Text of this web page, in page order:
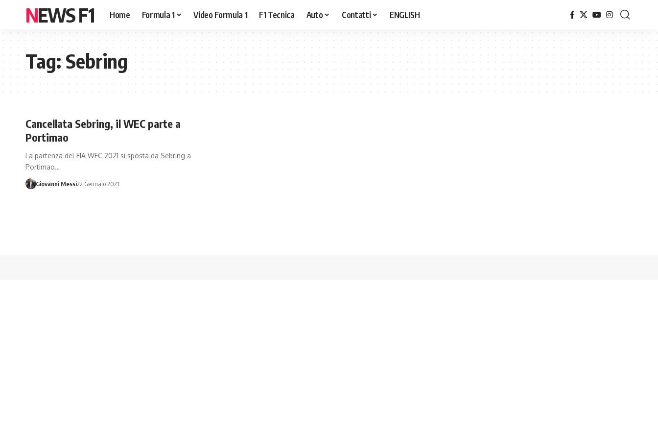
NEWS F1 Home Formula 1 Video Formula 1 F1 Tecnica Auto Contatti ENGLISH
Tag:Sebring
Cancellata Sebring, il WEC parte a
Portimao
La partenza del FIA WEC 2021 si sposta da Sebring a
Portimao…
Giovanni Messi22 Gennaio 2021